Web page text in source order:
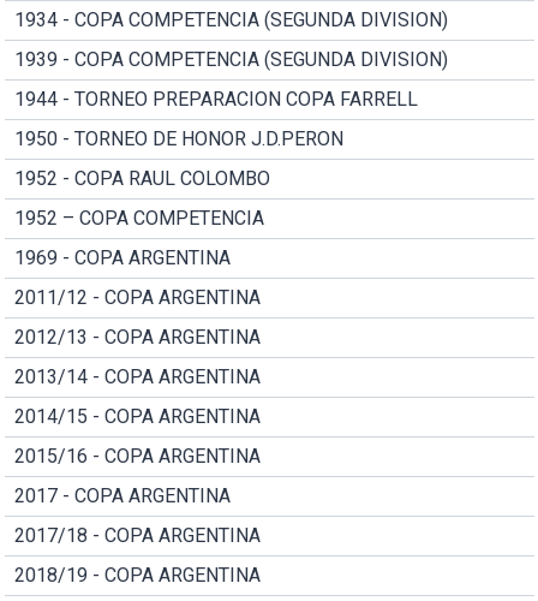
1934 - COPA COMPETENCIA (SEGUNDA DIVISION)
1939 - COPA COMPETENCIA (SEGUNDA DIVISION)
1944 - TORNEO PREPARACION COPA FARRELL
1950 - TORNEO DE HONOR J.D.PERON
1952 - COPA RAUL COLOMBO
1952 – COPA COMPETENCIA
1969 - COPA ARGENTINA
2011/12 - COPA ARGENTINA
2012/13 - COPA ARGENTINA
2013/14 - COPA ARGENTINA
2014/15 - COPA ARGENTINA
2015/16 - COPA ARGENTINA
2017 - COPA ARGENTINA
2017/18 - COPA ARGENTINA
2018/19 - COPA ARGENTINA